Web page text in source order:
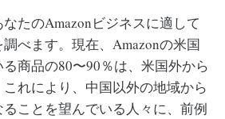
たのAmazonビジネスに適して
べます。現在、Amazonの米国
商品の80〜90％は、米国外から
れにより、中国以外の地域から
ことを望んでいる人々に、前例